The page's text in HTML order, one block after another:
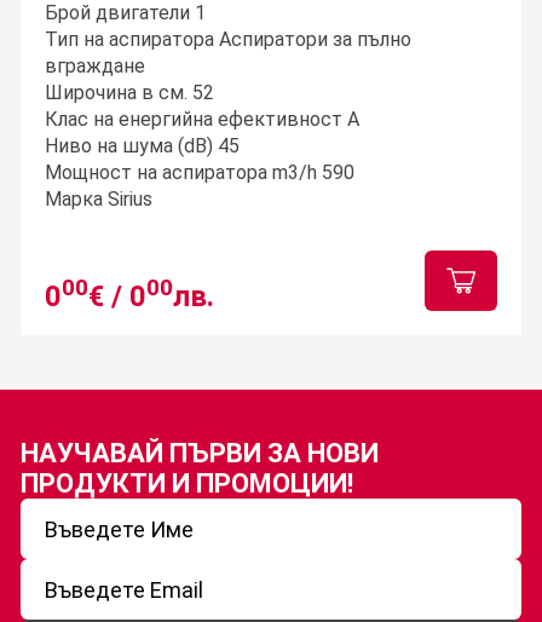
Брой двигатели 1
Тип на аспиратора Аспиратори за пълно
вграждане
Широчина в см. 52
Клас на енергийна ефективност A
Ниво на шумa (dB) 45
Мощност на аспиратора m3/h 590
Марка Sirius
000€ / 000лв.
НАУЧАВАЙ ПЪРВИ ЗА НОВИ
ПРОДУКТИ И ПРОМОЦИИ!